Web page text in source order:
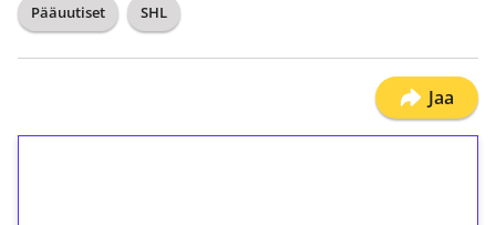
Pääuutiset SHL
Jaa